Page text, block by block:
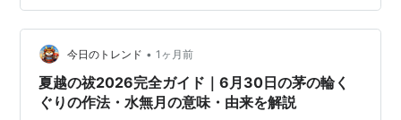
のこと 話の内容に興味が沸き借りてきた本です 週末には
戻ります それもお天気次第ですが。 ランキング参加中
日々の出来事 ランキング参加中雑談・日記を書きたい人
のグループ ランキング参加中はてなブログ【シニア部
門】
今日のトレンド • 1ヶ月前
夏越の祓2026完全ガイド｜6月30日の茅の輪く
ぐりの作法・水無月の意味・由来を解説